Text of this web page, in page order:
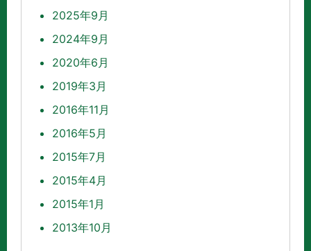
2025年9月
2024年9月
2020年6月
2019年3月
2016年11月
2016年5月
2015年7月
2015年4月
2015年1月
2013年10月